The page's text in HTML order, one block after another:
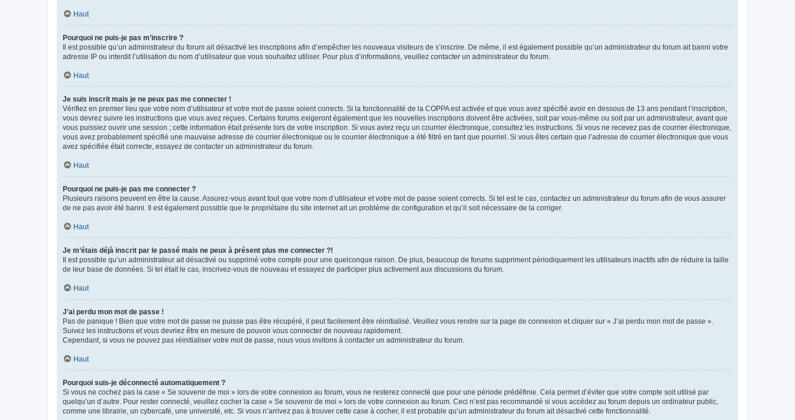
Haut
Pourquoi ne puis-je pas m’inscrire ?
Il est possible qu’un administrateur du forum ait désactivé les inscriptions afin d’empêcher les nouveaux visiteurs de s’inscrire. De même, il est également possible qu’un administrateur du forum ait banni votre
adresse IP ou interdit l’utilisation du nom d’utilisateur que vous souhaitez utiliser. Pour plus d’informations, veuillez contacter un administrateur du forum.
Haut
Je suis inscrit mais je ne peux pas me connecter !
Vérifiez en premier lieu que votre nom d’utilisateur et votre mot de passe soient corrects. Si la fonctionnalité de la COPPA est activée et que vous avez spécifié avoir en dessous de 13 ans pendant l’inscription,
vous devrez suivre les instructions que vous avez reçues. Certains forums exigeront également que les nouvelles inscriptions doivent être activées, soit par vous-même ou soit par un administrateur, avant que
vous puissiez ouvrir une session ; cette information était présente lors de votre inscription. Si vous aviez reçu un courrier électronique, consultez les instructions. Si vous ne recevez pas de courrier électronique,
vous avez probablement spécifié une mauvaise adresse de courrier électronique ou le courrier électronique a été filtré en tant que pourriel. Si vous êtes certain que l’adresse de courrier électronique que vous
avez spécifiée était correcte, essayez de contacter un administrateur du forum.
Haut
Pourquoi ne puis-je pas me connecter ?
Plusieurs raisons peuvent en être la cause. Assurez-vous avant tout que votre nom d’utilisateur et votre mot de passe soient corrects. Si tel est le cas, contactez un administrateur du forum afin de vous assurer
de ne pas avoir été banni. Il est également possible que le propriétaire du site internet ait un problème de configuration et qu’il soit nécessaire de la corriger.
Haut
Je m’étais déjà inscrit par le passé mais ne peux à présent plus me connecter ?!
Il est possible qu’un administrateur ait désactivé ou supprimé votre compte pour une quelconque raison. De plus, beaucoup de forums suppriment périodiquement les utilisateurs inactifs afin de réduire la taille
de leur base de données. Si tel était le cas, inscrivez-vous de nouveau et essayez de participer plus activement aux discussions du forum.
Haut
J’ai perdu mon mot de passe !
Pas de panique ! Bien que votre mot de passe ne puisse pas être récupéré, il peut facilement être réinitialisé. Veuillez vous rendre sur la page de connexion et cliquer sur « J’ai perdu mon mot de passe ».
Suivez les instructions et vous devriez être en mesure de pouvoir vous connecter de nouveau rapidement.
Cependant, si vous ne pouvez pas réinitialiser votre mot de passe, nous vous invitons à contacter un administrateur du forum.
Haut
Pourquoi suis-je déconnecté automatiquement ?
Si vous ne cochez pas la case « Se souvenir de moi » lors de votre connexion au forum, vous ne resterez connecté que pour une période prédéfinie. Cela permet d’éviter que votre compte soit utilisé par
quelqu’un d’autre. Pour rester connecté, veuillez cocher la case « Se souvenir de moi » lors de votre connexion au forum. Ceci n’est pas recommandé si vous accédez au forum depuis un ordinateur public,
comme une librairie, un cybercafé, une université, etc. Si vous n’arrivez pas à trouver cette case à cocher, il est probable qu’un administrateur du forum ait désactivé cette fonctionnalité.